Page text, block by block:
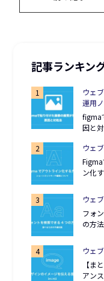
記事ランキン
ウェ
運用
figma
因と
ウェ
ン化
ウェ
フォ
の方
ウェ
【ま
アン